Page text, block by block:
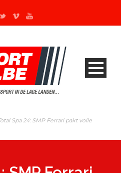
Spa 24: SMP Ferrari pakt volle